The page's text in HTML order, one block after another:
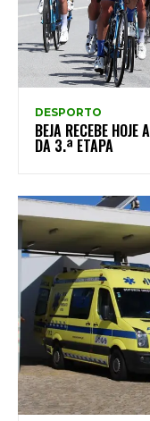
DESPORTO
BEJA RECEBE
DA 3.ª ETAPA